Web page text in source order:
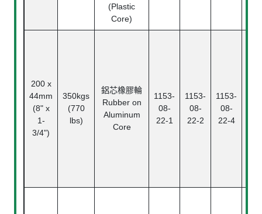
(Plastic
Core)
200 x
44mm
(8" x
1-
3/4")
350kgs
(770
lbs)
鋁芯橡膠輪
Rubber on
Aluminum
Core
1153-
08-
22-1
1153-
08-
22-2
1153-
08-
22-4